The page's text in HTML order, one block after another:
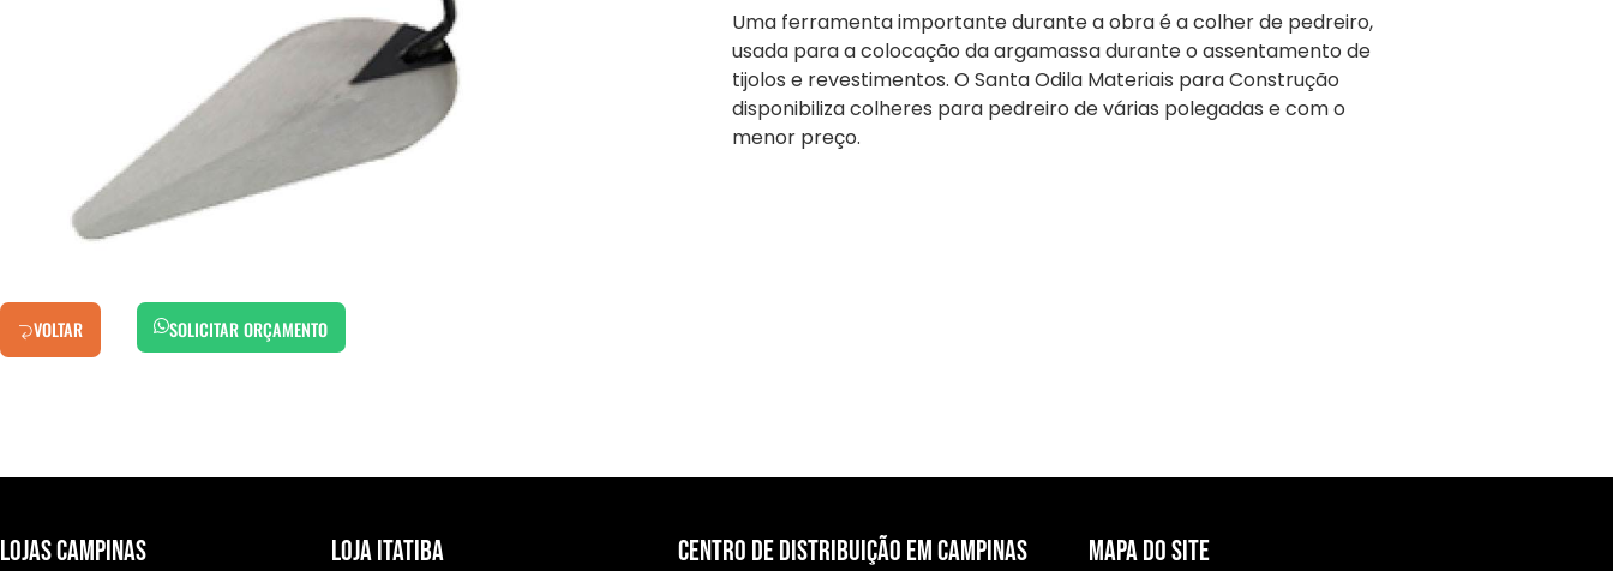
VOLTAR SOLICITAR ORÇAMENTO
Uma ferramenta importante durante a obra é a colher de pedreiro,
usada para a colocação da argamassa durante o assentamento de
tijolos e revestimentos. O Santa Odila Materiais para Construção
disponibiliza colheres para pedreiro de várias polegadas e com o
menor preço.
LOJAS CAMPINAS LOJA ITATIBA Centro de distribuição em campinas MAPA DO SITE